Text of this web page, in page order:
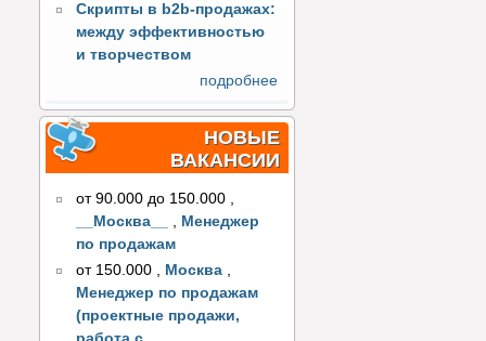
Скрипты в b2b-продажах:
между эффективностью
и творчеством
подробнее
НОВЫЕ
ВАКАНСИИ
от 90.000 до 150.000 ,
__Москва__
, Менеджер
по продажам
от 150.000
Москва
Менеджер по продажам
(проектные продажи,